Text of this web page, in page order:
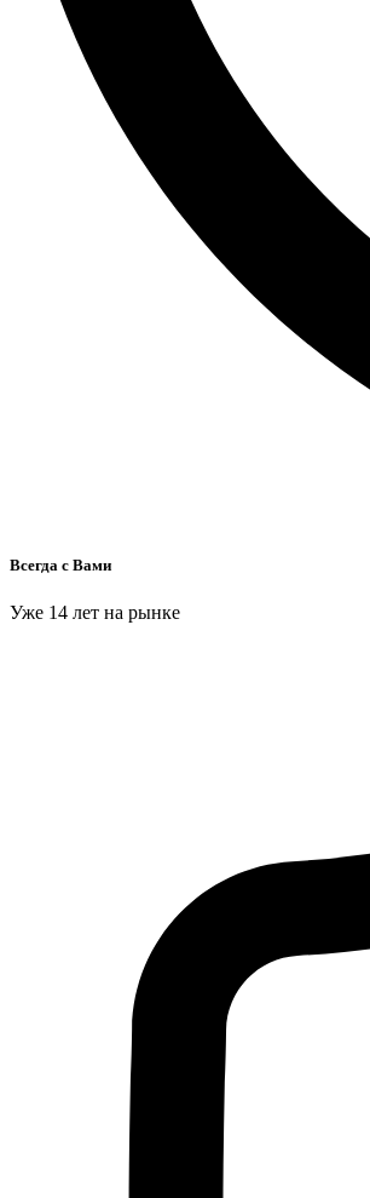
Всегда с Вами
Уже 14 лет на рынке